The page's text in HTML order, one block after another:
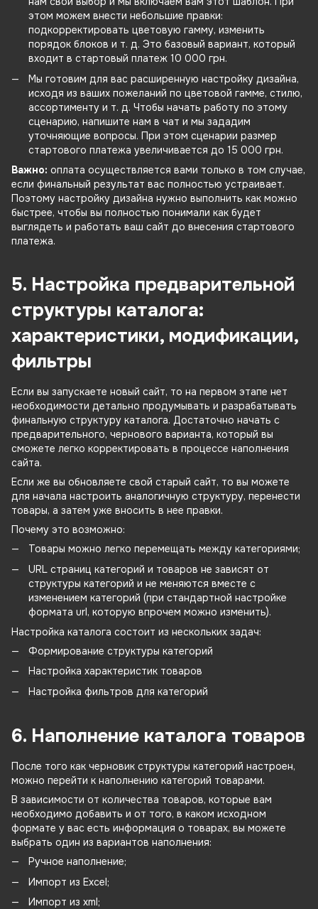
этом можем внести небольшие правки:
подкорректировать цветовую гамму, изменить
порядок блоков и т. д. Это базовый вариант, который
входит в стартовый платеж 10 000 грн.
Мы готовим для вас расширенную настройку дизайна,
исходя из ваших пожеланий по цветовой гамме, стилю,
ассортименту и т. д. Чтобы начать работу по этому
сценарию, напишите нам в чат и мы зададим
уточняющие вопросы. При этом сценарии размер
стартового платежа увеличивается до 15 000 грн.
Важно: оплата осуществляется вами только в том случае,
если финальный результат вас полностью устраивает.
Поэтому настройку дизайна нужно выполнить как можно
быстрее, чтобы вы полностью понимали как будет
выглядеть и работать ваш сайт до внесения стартового
платежа.
5. Настройка предварительной
структуры каталога:
характеристики, модификации,
фильтры
Если вы запускаете новый сайт, то на первом этапе нет
необходимости детально продумывать и разрабатывать
финальную структуру каталога. Достаточно начать с
предварительного, чернового варианта, который вы
сможете легко корректировать в процессе наполнения
сайта.
Если же вы обновляете свой старый сайт, то вы можете
для начала настроить аналогичную структуру, перенести
товары, а затем уже вносить в нее правки.
Почему это возможно:
Товары можно легко перемещать между категориями;
URL страниц категорий и товаров не зависят от
структуры категорий и не меняются вместе с
изменением категорий (при стандартной настройке
формата url, которую впрочем можно изменить).
Настройка каталога состоит из нескольких задач:
Формирование структуры категорий
Настройка характеристик товаров
Настройка фильтров для категорий
6. Наполнение каталога товаров
После того как черновик структуры категорий настроен,
можно перейти к наполнению категорий товарами.
В зависимости от количества товаров, которые вам
необходимо добавить и от того, в каком исходном
формате у вас есть информация о товарах, вы можете
выбрать один из вариантов наполнения:
Ручное наполнение;
Импорт из Excel;
Импорт из xml;